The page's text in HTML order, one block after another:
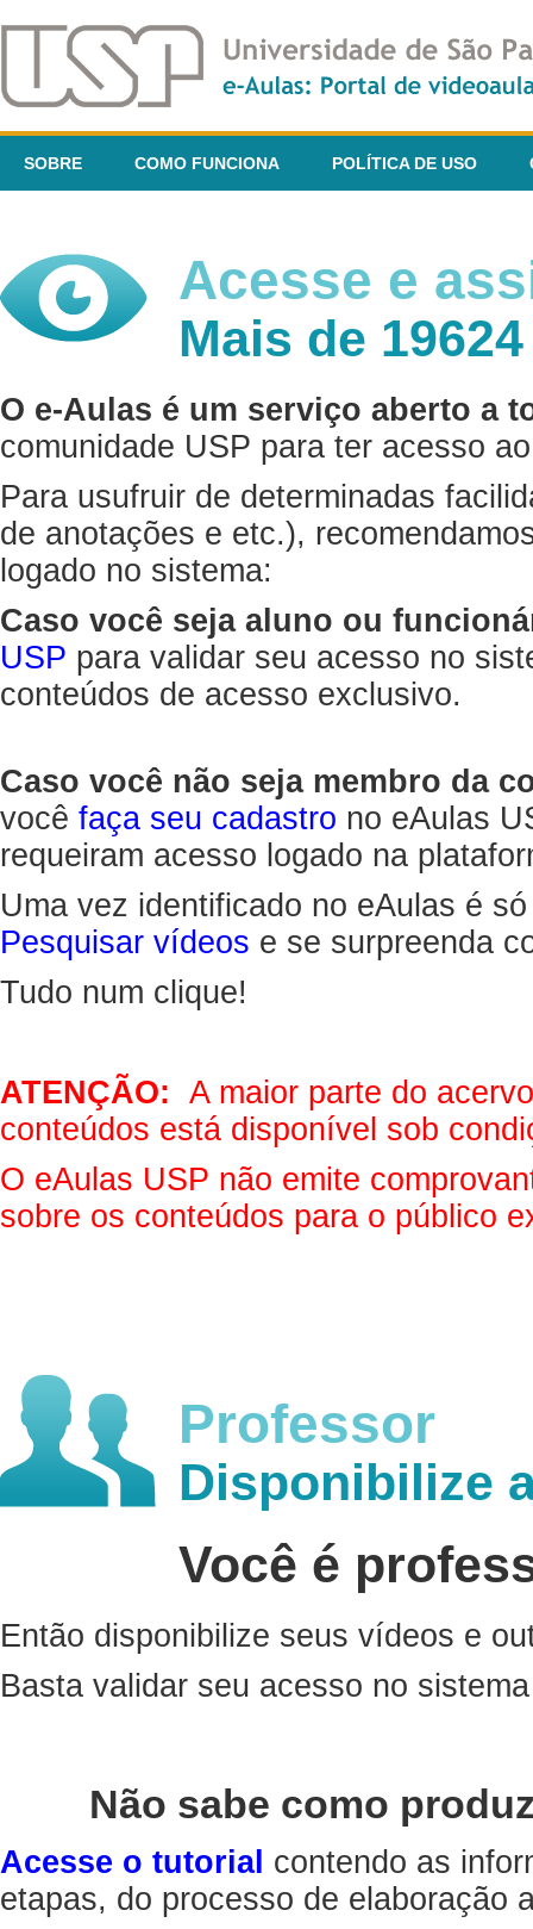
SOBRE COMO FUNCIONA POLÍTICA DE USO
Acesse e
Mais de
O e-Aulas é um serviço aberto a
comunidade USP para ter acesso
Para usufruir de determinadas
de anotações e etc.),
logado no sistema:
Caso você seja aluno ou
USP para validar seu acesso no
conteúdos de acesso exclusivo.
Caso você não seja membro da
você faça seu cadastro no eAulas
requeiram acesso logado na
Uma vez identificado no eAulas é
Pesquisar vídeos e se surpreenda
Tudo num clique!
ATENÇÃO: A maior parte do
conteúdos está disponível sob
O eAulas USP não emite
sobre os conteúdos para o público
Professor
Disponibilize
Você é
Então disponibilize seus vídeos e
Basta validar seu acesso no
Não sabe como
Acesse o tutorial contendo as
etapas, do processo de elaboração